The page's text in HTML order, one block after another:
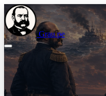
Grau.pe